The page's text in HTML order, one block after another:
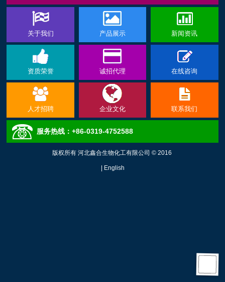
关于我们 产品展示 新闻资讯
资质荣誉 诚招代理 在线咨询
人才招聘 企业文化 联系我们
服务热线：+86-0319-4752588
版权所有 河北鑫合生物化工有限公司 © 2016
| English